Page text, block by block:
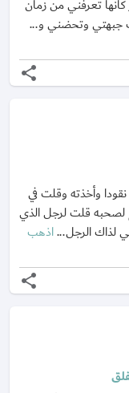
تعرفني من زمان
جبهتي وتحضني و...
share
وأخذته وقلت في
لصحبه قلت لرجل الذي
لذاك الرجل...اذهب
share